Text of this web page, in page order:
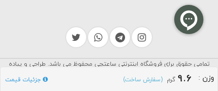
وزن :
9.6 گرم (سفارش ساخت) جزئیات قیمت
تمامی حقوق برای فروشگاه اینترنتی ساعتچی محفوظ می باشد. طراحی و پیاده
سازی توسط